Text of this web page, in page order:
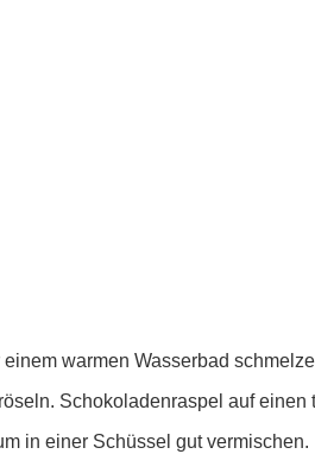
warmen Wasserbad
Schokoladenraspel auf einen
in einer Schüssel gut vermischen.